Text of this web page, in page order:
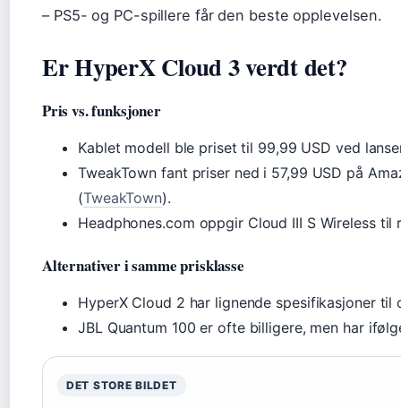
– PS5- og PC-spillere får den beste opplevelsen.
Er HyperX Cloud 3 verdt det?
Pris vs. funksjoner
Kablet modell ble priset til 99,99 USD ved
TweakTown fant priser ned i 57,99 USD på
(TweakTown).
Headphones.com oppgir Cloud III S Wireless til
Alternativer i samme prisklasse
HyperX Cloud 2 har lignende spesifikasjoner til
JBL Quantum 100 er ofte billigere, men har
DET STORE BILDET